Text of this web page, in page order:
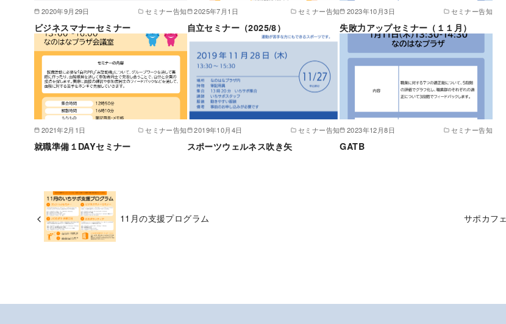
2020年9月29日 セミナー告知
ビジネスマナーセミナー
2025年7月1日 セミナー告知
自立セミナー（2025/8）
2023年10月3日 セミナー告知
失敗力アップセミナー（１１月）
2021年2月1日 セミナー告知
就職準備１DAYセミナー
2019年10月4日 セミナー告知
スポーツウェルネス吹き矢
2023年12月8日 セミナー告知
GATB
11月の支援プログラム サポカフェ